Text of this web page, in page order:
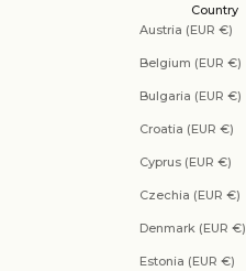
Country
Austria (EUR €)
Belgium (EUR €)
Bulgaria (EUR €)
Croatia (EUR €)
Cyprus (EUR €)
Czechia (EUR €)
Denmark (EUR €)
Estonia (EUR €)